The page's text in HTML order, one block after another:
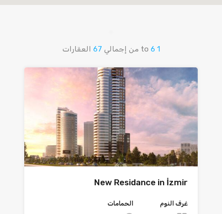
1
to 6 من إجمالي 67 العقارات
New Residance in İzmir
غرف النوم الحمامات